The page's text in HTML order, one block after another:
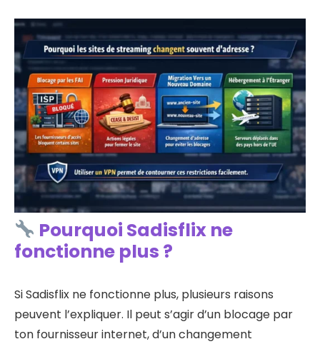
Pourquoi Sadisflix ne
fonctionne plus ?
Si Sadisflix ne fonctionne plus, plusieurs raisons
peuvent l’expliquer. Il peut s’agir d’un blocage par
ton fournisseur internet, d’un changement